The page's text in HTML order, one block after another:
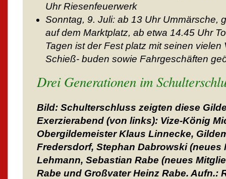
Uhr Riesenfeuerwerk
Sonntag, 9. Juli: ab 13 Uhr Ummärsche,
auf dem Marktplatz, ab etwa 14.45 Uhr
Tagen ist der Fest platz mit seinen vielen
Schieß- buden sowie Fahrgeschäften
Drei Generationen im
Bild: Schulterschluss zeigten diese
Exerzierabend (von links): Vize-König
Obergildemeister Klaus Linnecke,
Fredersdorf, Stephan Dabrowski (neues
Lehmann, Sebastian Rabe (neues
Rabe und Großvater Heinz Rabe. Aufn.: